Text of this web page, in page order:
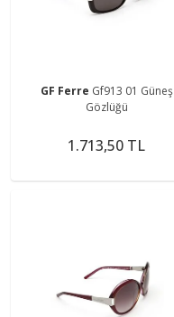
GF Ferre Gf913 01 Güneş
Gözlüğü
1.713,50 TL